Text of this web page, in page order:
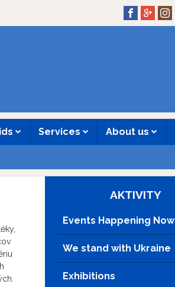
Services About us
AKTIVITY
Events Happening Now
We stand with Ukraine
Exhibitions